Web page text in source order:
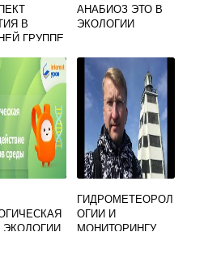
В
ГРУППЕ
АНАБИОЗ ЭТО В
ЭКОЛОГИИ
ЭКОЛОГИИ
ГИДРОМЕТЕОРОЛ
ОГИИ И
МОНИТОРИНГУ